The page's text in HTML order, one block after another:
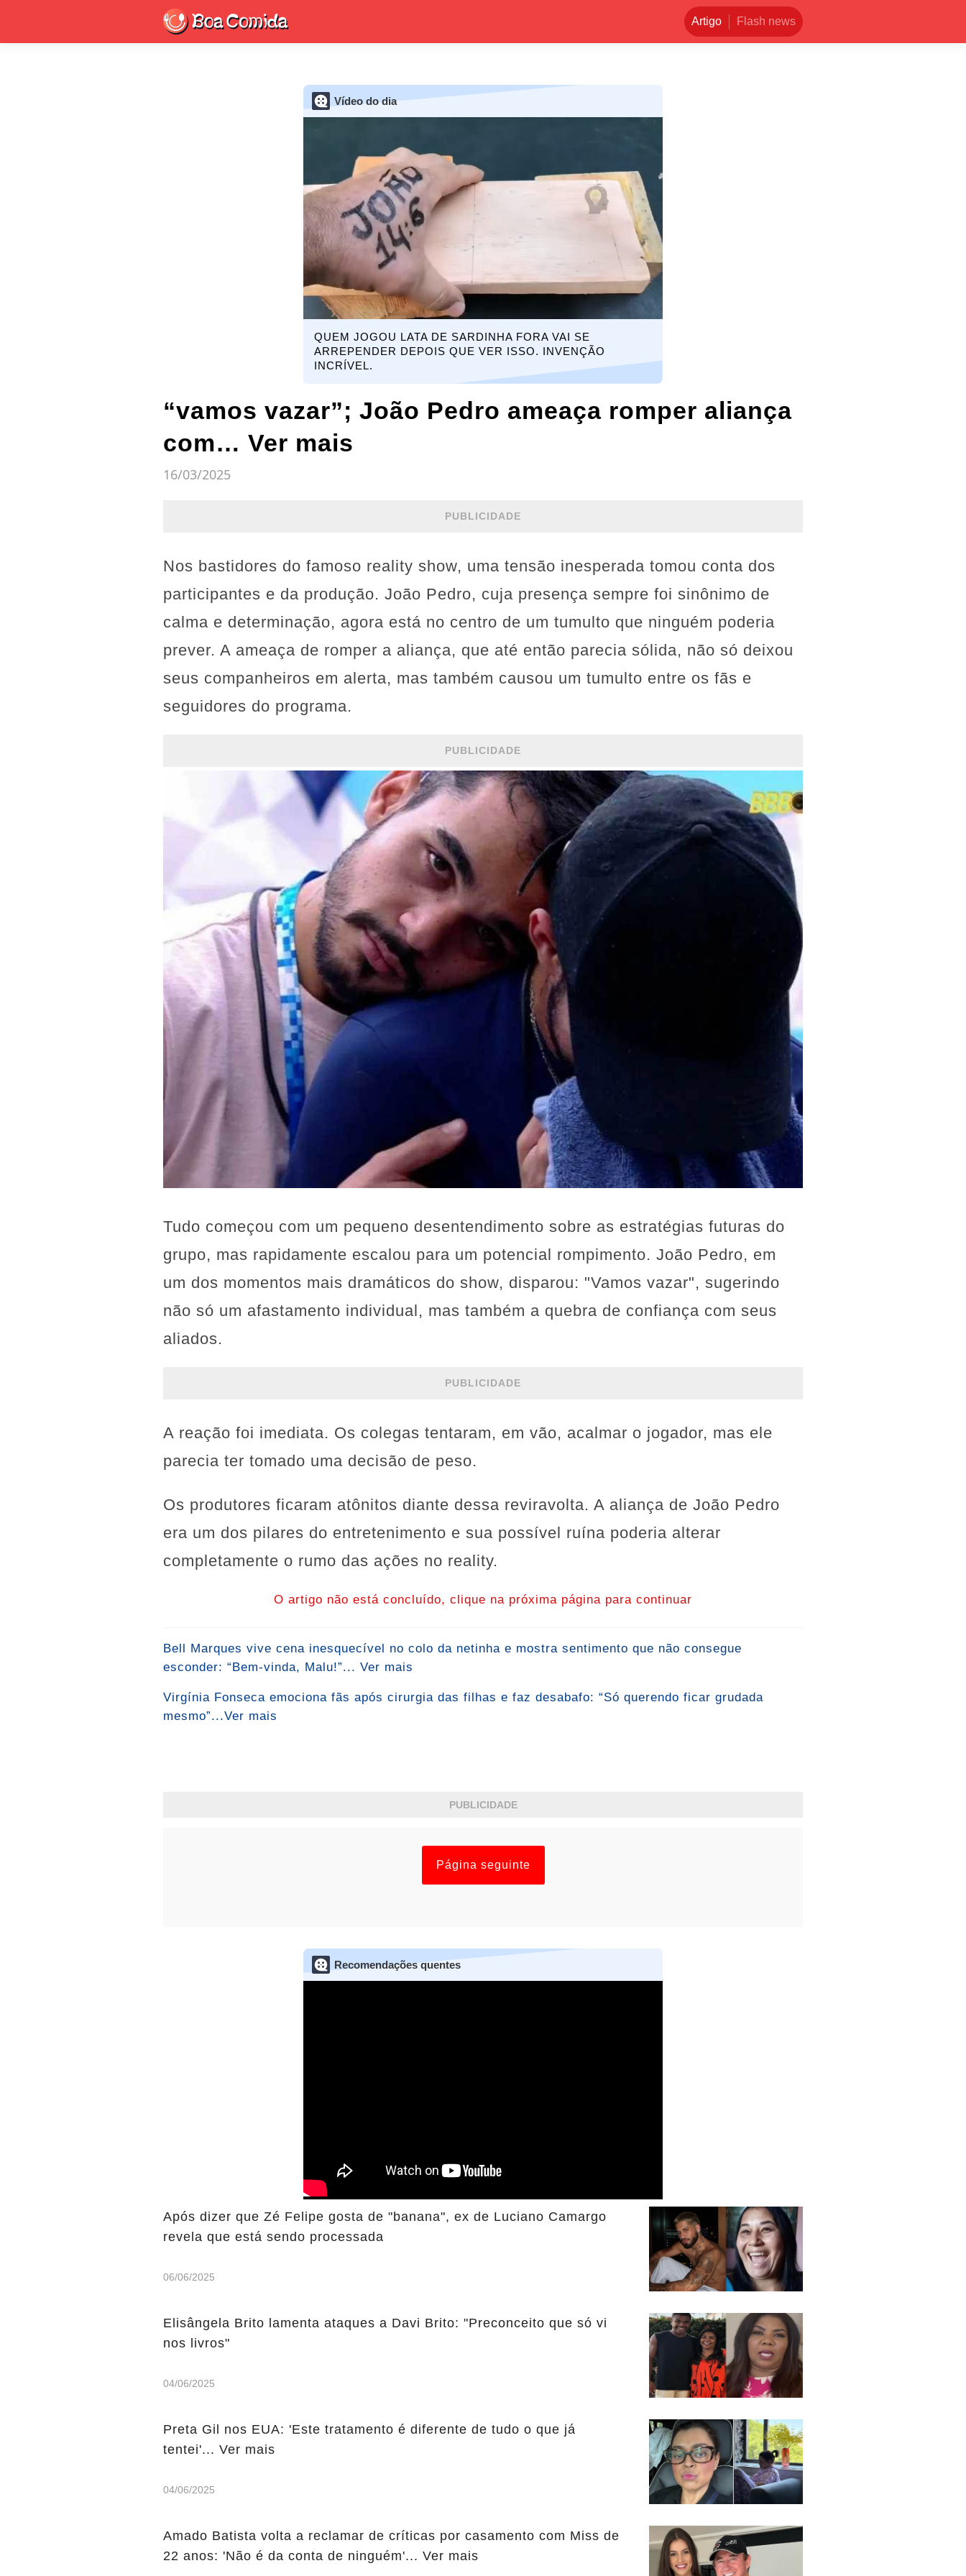
Artigo Flash news
Vídeo do dia
QUEM JOGOU LATA DE SARDINHA FORA VAI SE
ARREPENDER DEPOIS QUE VER ISSO. INVENÇÃO
INCRÍVEL.
“vamos vazar”; João Pedro ameaça romper aliança
com… Ver mais
16/03/2025
PUBLICIDADE
Nos bastidores do famoso reality show, uma tensão inesperada tomou conta dos
participantes e da produção. João Pedro, cuja presença sempre foi sinônimo de
calma e determinação, agora está no centro de um tumulto que ninguém poderia
prever. A ameaça de romper a aliança, que até então parecia sólida, não só deixou
seus companheiros em alerta, mas também causou um tumulto entre os fãs e
seguidores do programa.
PUBLICIDADE
Tudo começou com um pequeno desentendimento sobre as estratégias futuras do
grupo, mas rapidamente escalou para um potencial rompimento. João Pedro, em
um dos momentos mais dramáticos do show, disparou: "Vamos vazar", sugerindo
não só um afastamento individual, mas também a quebra de confiança com seus
aliados.
PUBLICIDADE
A reação foi imediata. Os colegas tentaram, em vão, acalmar o jogador, mas ele
parecia ter tomado uma decisão de peso.
Os produtores ficaram atônitos diante dessa reviravolta. A aliança de João Pedro
era um dos pilares do entretenimento e sua possível ruína poderia alterar
completamente o rumo das ações no reality.
O artigo não está concluído, clique na próxima página para continuar
Bell Marques vive cena inesquecível no colo da netinha e mostra sentimento que não consegue
esconder: “Bem-vinda, Malu!”... Ver mais
Virgínia Fonseca emociona fãs após cirurgia das filhas e faz desabafo: “Só querendo ficar grudada
mesmo”...Ver mais
PUBLICIDADE
Página seguinte
Recomendações quentes
Após dizer que Zé Felipe gosta de "banana", ex de Luciano Camargo
revela que está sendo processada
06/06/2025
Elisângela Brito lamenta ataques a Davi Brito: "Preconceito que só vi
nos livros"
04/06/2025
Preta Gil nos EUA: 'Este tratamento é diferente de tudo o que já
tentei'... Ver mais
04/06/2025
Amado Batista volta a reclamar de críticas por casamento com Miss de
22 anos: 'Não é da conta de ninguém'... Ver mais